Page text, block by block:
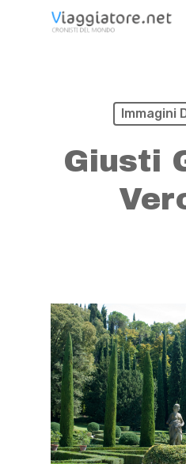
Immagini
Giusti